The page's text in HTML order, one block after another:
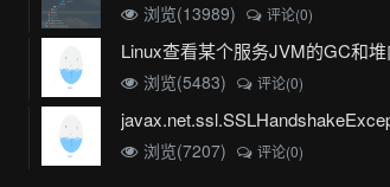
浏览(13989)
评论(0)
浏览(5483)
评论(0)
浏览(7207)
评论(0)